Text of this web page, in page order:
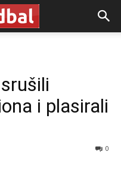
i plasirali
0